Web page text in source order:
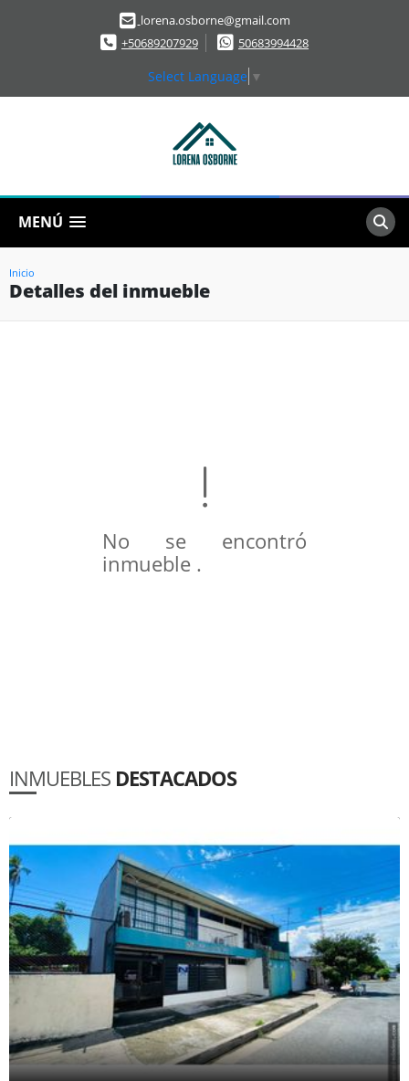
lorena.osborne@gmail.com
+50689207929
50683994428
Select Language ▼
MENÚ
Inicio
Detalles del inmueble
No se encontró
inmueble .
INMUEBLES DESTACADOS